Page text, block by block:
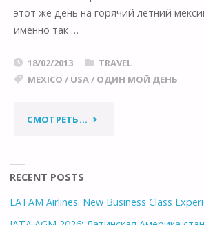
ПОЛИЦЕЙСКОМУ"
этот же день на горячий летний
именно так …
18/02/2013
TRAVEL
MEXICO / USA/ ОДИН МОЙ ДЕНЬ
СМОТРЕТЬ... "ОДИН
СВЯТОГО
RECENT POSTS
LATAM Airlines: New Business Class